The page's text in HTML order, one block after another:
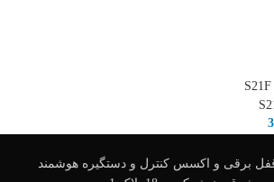
قفل برقی و اکسس کنترل و دستگیره هوشمند